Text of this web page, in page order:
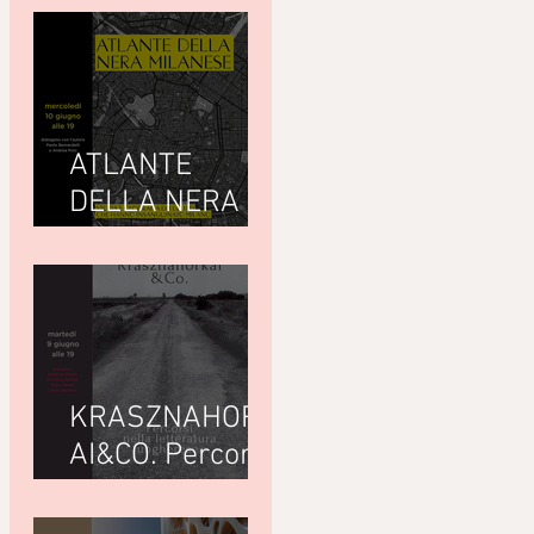
ATLANTE
DELLA NERA
Giuseppe
Paternò
Raddusa (Utet)
KRASZNAHORK
AI&CO. Percorsi